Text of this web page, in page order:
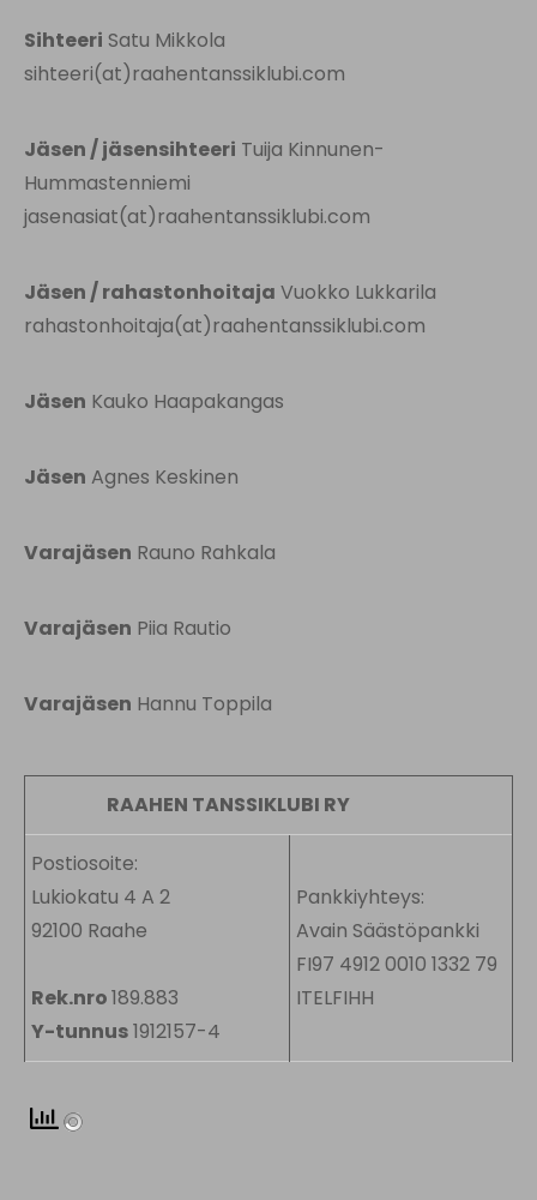
Sihteeri Satu Mikkola
sihteeri(at)raahentanssiklubi.com
Jäsen / jäsensihteeri Tuija Kinnunen-
Hummastenniemi
jasenasiat(at)raahentanssiklubi.com
Jäsen / rahastonhoitaja Vuokko Lukkarila
rahastonhoitaja(at)raahentanssiklubi.com
Jäsen Kauko Haapakangas
Jäsen Agnes Keskinen
Varajäsen Rauno Rahkala
Varajäsen Piia Rautio
Varajäsen Hannu Toppila
RAAHEN TANSSIKLUBI RY
Postiosoite:
Lukiokatu 4 A 2
92100 Raahe
Rek.nro189.883
Y-tunnus1912157-4
Pankkiyhteys:
Avain Säästöpankki
FI97 4912 0010 1332 79
ITELFIHH